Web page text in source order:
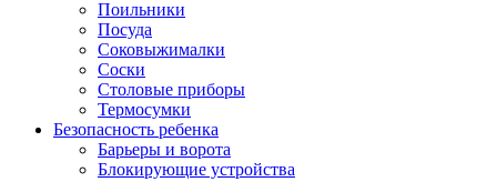
Поильники
Посуда
Соковыжималки
Соски
Столовые приборы
Термосумки
Безопасность ребенка
Барьеры и ворота
Блокирующие устройства